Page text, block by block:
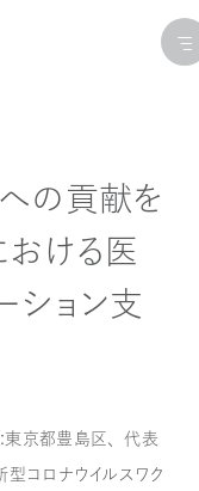
の貢献を
おける医
ション支
東京都豊島区、代表
コロナウイルスワク